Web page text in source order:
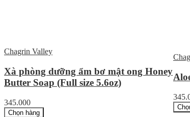
Chagrin Valley
Xà phòng dưỡng ẩm bơ mật ong Honey
Butter Soap (Full size 5.6oz)
345.000
Chọn hàng